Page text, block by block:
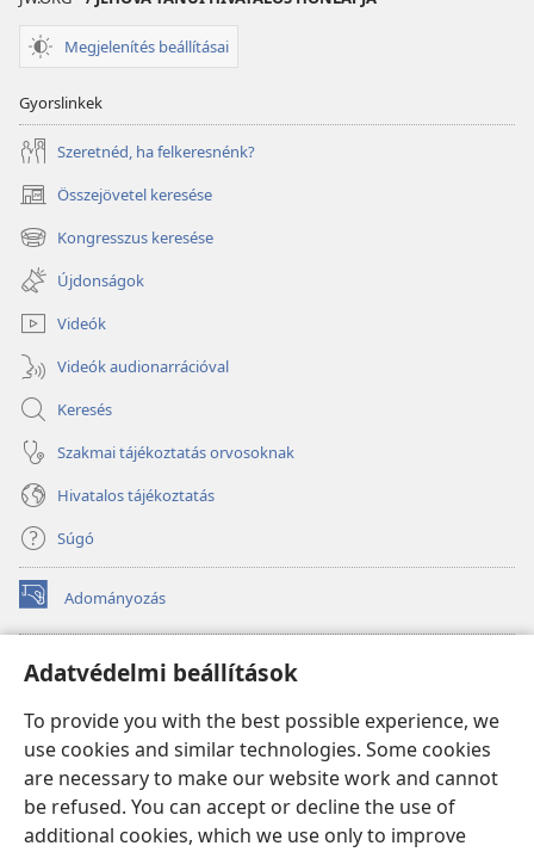
Adatvédelmi beállítások
To provide you with the best possible experience, we
use cookies and similar technologies. Some cookies
are necessary to make our website work and cannot
be refused. You can accept or decline the use of
additional cookies, which we use only to improve
Megjelenítés beállításai
Gyorslinkek
Szeretnéd, ha felkeresnénk?
Összejövetel keresése
(opens
new
window)
Kongresszus keresése
(opens
new
window)
Újdonságok
Videók
Videók audionarrációval
Keresés
Szakmai tájékoztatás orvosoknak
Hivatalos tájékoztatás
Súgó
Adományozás
(opens
new
Őrtorony ONLINE KÖNYVTÁR
(opens
window)JW Hub
(opens
new
window)JW Library
Watchtower Library